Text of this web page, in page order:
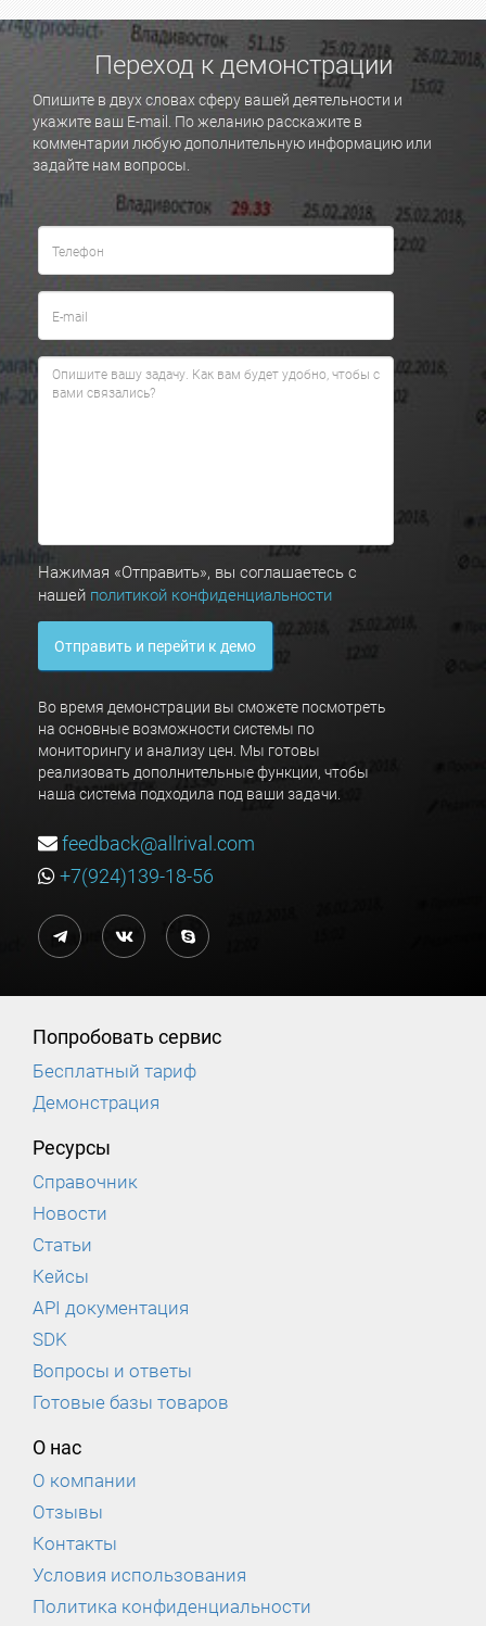
Переход к демонстрации
Опишите в двух словах сферу вашей деятельности и
укажите ваш E-mail. По желанию расскажите в
комментарии любую дополнительную информацию или
задайте нам вопросы.
Нажимая «Отправить», вы соглашаетесь с
нашей политикой конфиденциальности
Отправить и перейти к демо
Во время демонстрации вы сможете посмотреть
на основные возможности системы по
мониторингу и анализу цен. Мы готовы
реализовать дополнительные функции, чтобы
наша система подходила под ваши задачи.
feedback@allrival.com
+7(924)139-18-56
Попробовать сервис
Бесплатный тариф
Демонстрация
Ресурсы
Справочник
Новости
Статьи
Кейсы
API документация
SDK
Вопросы и ответы
Готовые базы товаров
О нас
О компании
Отзывы
Контакты
Условия использования
Политика конфиденциальности